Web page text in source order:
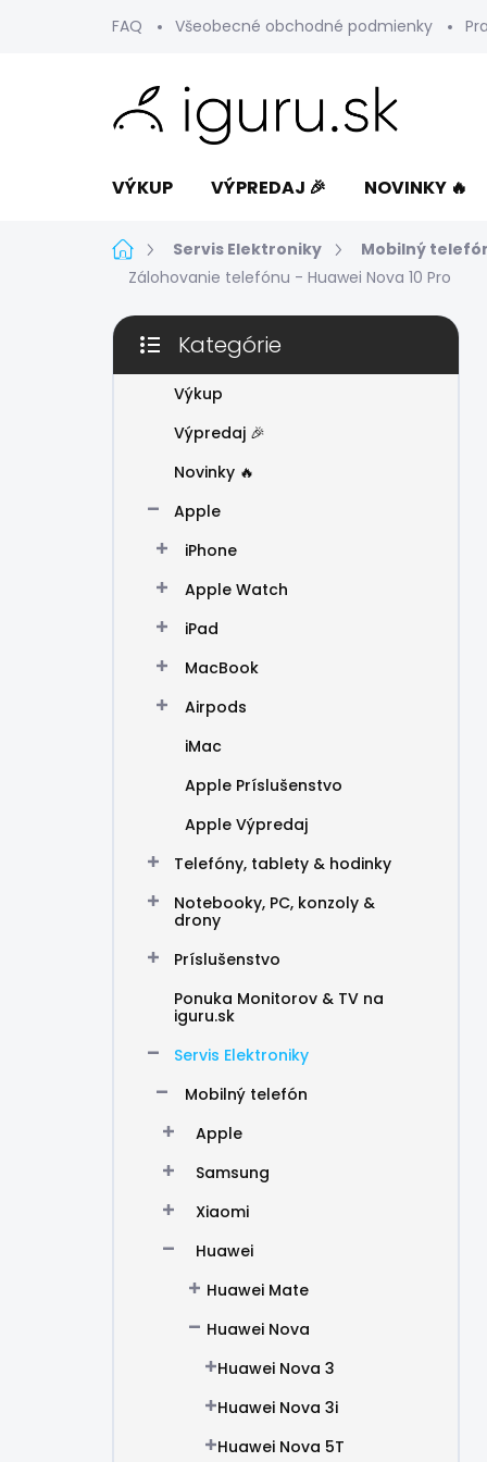
FAQ Všeobecné obchodné podmienky
VÝKUP VÝPREDAJ 🎉 NOVINKY 🔥
DomovServis Elektroniky Mobilný
Zálohovanie telefónu - Huawei Nova 10 Pro
B
č
Preskočiť
kategórie
Kategórie
Výkup
Výpredaj 🎉
Novinky 🔥
Apple
iPhone
Apple Watch
iPad
MacBook
Airpods
iMac
Apple Príslušenstvo
Apple Výpredaj
Telefóny, tablety & hodinky
Notebooky, PC, konzoly &
drony
Príslušenstvo
Ponuka Monitorov & TV na
iguru.sk
Servis Elektroniky
Mobilný telefón
Apple
Samsung
Xiaomi
Huawei
Huawei Mate
Huawei Nova
Huawei Nova 3
Huawei Nova 3i
Huawei Nova 5T